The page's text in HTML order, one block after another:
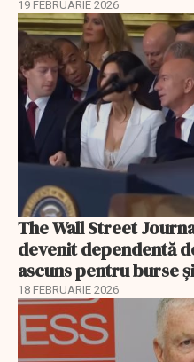
19 FEBRUARIE 2026
The Wall Street
devenit dependentă
ascuns pentru burse
18 FEBRUARIE 2026
EXCLUSIV